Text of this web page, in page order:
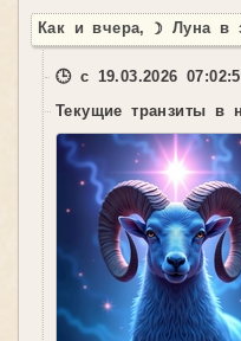
Как и вчера, ☽ Луна в
🕒 с 19.03.2026
Текущие транзиты в